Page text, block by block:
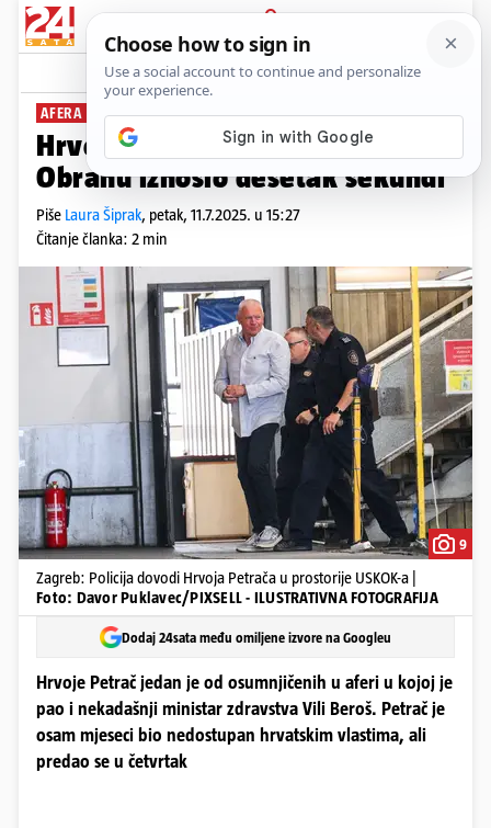
PRIJAVA
News Komentari
AFERA MIKROSKOP
Hrvoje Petrač ispitan u Uskoku!
Obranu iznosio desetak sekundi
Piše Laura Šiprak, petak, 11.7.2025. u 15:27
Čitanje članka: 2 min
9
Zagreb: Policija dovodi Hrvoja Petrača u prostorije USKOK-a |
Foto: Davor Puklavec/PIXSELL - ILUSTRATIVNA FOTOGRAFIJA
Dodaj 24sata među omiljene izvore na Googleu
Hrvoje Petrač jedan je od osumnjičenih u aferi u kojoj je
pao i nekadašnji ministar zdravstva Vili Beroš. Petrač je
osam mjeseci bio nedostupan hrvatskim vlastima, ali
predao se u četvrtak